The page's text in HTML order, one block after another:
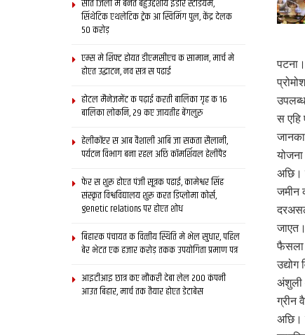
स
अछि।
जमीन
अंशुली
ग्रीन
अछि।
सात जिला मे बनत बहुउद्देशीय इंडोर स्‍टेडि‍यम,
सिंथेटिक एथलेटिक ट्रेक आ स्विमिंग पुल, केंद्र देलक
50 करोड़
एम्स मे शिफ्ट होयत डीएमसीएच क सामान, मार्च मे
होएत उद्घाटन, नव सत्र स पढाई
होटल मैनेजमेंट क पढ़ाई करती बालिका गृह क 16
बालिका लोकनि, 29 कए जायतीह बेंगलुरु
हेलीकॉप्टर स आब वैशाली आबि जा सकता सैलानी,
पर्यटन विभाग बना रहल अछि कॉमर्शियल हेलीपैड
फेर स शुरू होएत पंजी सूत्रक पढाई, कामेश्वर सिंह
संस्कृत विश्वविद्यालय शुरू करत डिप्लोमा कोर्स,
genetic relations पर होएत शोध
बिहारक पंचायत क वित्‍तीय स्थिति मे भेल सुधार, पहिल
बेर भेटत एक हजार करोड़ तकक उपयोगिता प्रमाण पत्र
आइटीआइ छात्र कए नौकरी देबा लेल 200 कंपनी
आउत बिहार, मार्च तक तैयार होएत डेटाबेस